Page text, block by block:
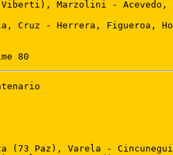
Viberti), Marzolini -
Cruz - Herrera, Figueroa,
80
(73 Paz), Varela -